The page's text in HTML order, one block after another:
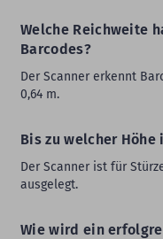
Welche Reichweite
Barcodes?
Der Scanner erkennt
0,64 m.
Bis zu welcher
Der Scanner ist für
ausgelegt.
Wie wird ein